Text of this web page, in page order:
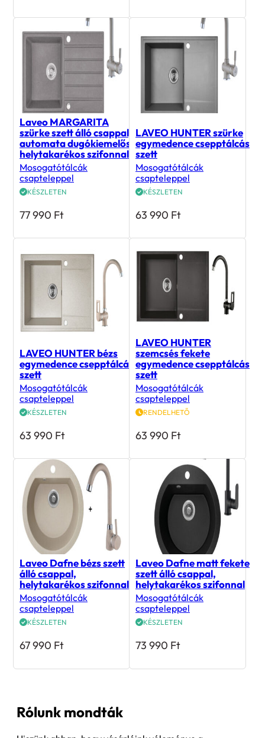
Laveo MARGARITA
szürke szett álló csappal,
automata dugókiemelős,
helytakarékos szifonnal
Mosogatótálcák
csapteleppel
LAVEO HUNTER szürke
egymedence csepptálcás
szett
Mosogatótálcák
csapteleppel
LAVEO HUNTER bézs
egymedence csepptálcás
szett
Mosogatótálcák
csapteleppel
LAVEO HUNTER
szemcsés fekete
egymedence csepptálcás
szett
Mosogatótálcák
csapteleppel
Laveo Dafne bézs szett
álló csappal,
helytakarékos szifonnal
Mosogatótálcák
csapteleppel
Laveo Dafne matt fekete
szett álló csappal,
helytakarékos szifonnal
Mosogatótálcák
csapteleppel